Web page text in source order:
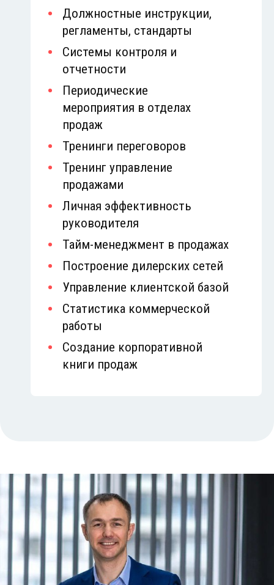
Должностные инструкции,
регламенты, стандарты
Системы контроля и
отчетности
Периодические
мероприятия в отделах
продаж
Тренинги переговоров
Тренинг управление
продажами
Личная эффективность
руководителя
Тайм-менеджмент в продажах
Построение дилерских сетей
Управление клиентской базой
Статистика коммерческой
работы
Создание корпоративной
книги продаж